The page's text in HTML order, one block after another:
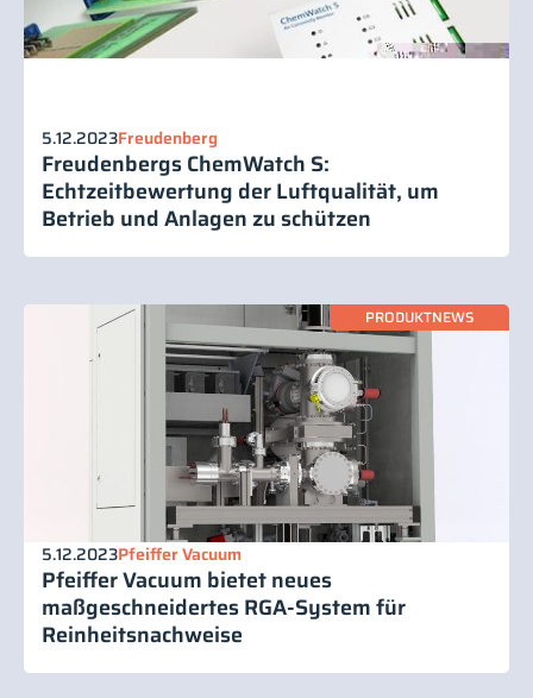
5.12.2023Freudenberg
Freudenbergs ChemWatch S:
Echtzeitbewertung der Luftqualität, um
Betrieb und Anlagen zu schützen
PRODUKTNEWS
5.12.2023Pfeiffer Vacuum
Pfeiffer Vacuum bietet neues
maßgeschneidertes RGA-System für
Reinheitsnachweise